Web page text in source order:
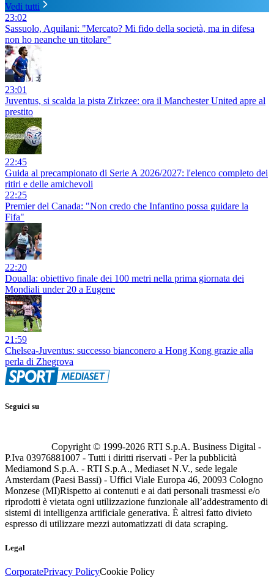
Vedi tutti
23:02
Sassuolo, Aquilani: "Mercato? Mi fido della società, ma in difesa
non ho neanche un titolare"
23:01
Juventus, si scalda la pista Zirkzee: ora il Manchester United apre al
prestito
22:45
Guida al precampionato di Serie A 2026/2027: l'elenco completo dei
ritiri e delle amichevoli
22:25
Premier del Canada: "Non credo che Infantino possa guidare la
Fifa"
22:20
Doualla: obiettivo finale dei 100 metri nella prima giornata dei
Mondiali under 20 a Eugene
21:59
Chelsea-Juventus: successo bianconero a Hong Kong grazie alla
perla di Zhegrova
Seguici su
Copyright © 1999-2026 RTI S.p.A. Business Digital -
P.Iva 03976881007 - Tutti i diritti riservati - Per la pubblicità
Mediamond S.p.A. - RTI S.p.A., Mediaset N.V., sede legale
Amsterdam (Paesi Bassi) - Uffici Viale Europa 46, 20093 Cologno
Monzese (MI)Rispetto ai contenuti e ai dati personali trasmessi e/o
riprodotti è vietata ogni utilizzazione funzionale all’addestramento di
sistemi di intelligenza artificiale generativa. È altresì fatto divieto
espresso di utilizzare mezzi automatizzati di data scraping.
Legal
CorporatePrivacy PolicyCookie Policy